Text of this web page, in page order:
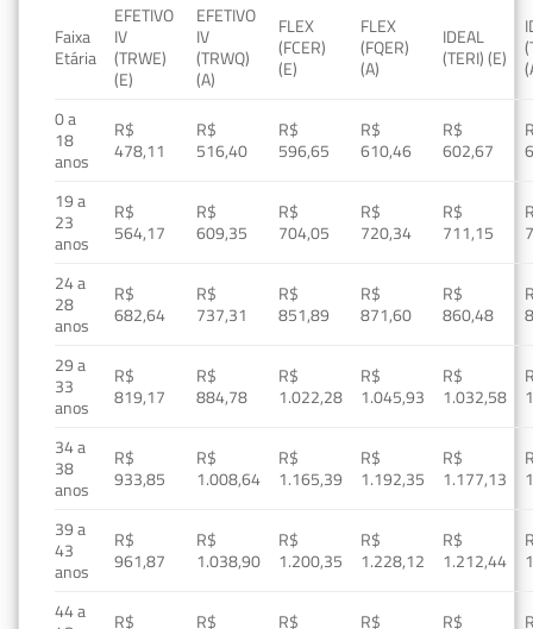
Faixa
Etária
EFETIVO
IV
(TRWE)
(E)
EFETIVO
IV
(TRWQ)
(A)
FLEX
(FCER)
(E)
FLEX
(FQER)
(A)
IDEAL
(TERI) (E)
0 a
18
anos
R$
478,11
R$
516,40
R$
596,65
R$
610,46
R$
602,67
19 a
23
anos
R$
564,17
R$
609,35
R$
704,05
R$
720,34
R$
711,15
24 a
28
anos
R$
682,64
R$
737,31
R$
851,89
R$
871,60
R$
860,48
29 a
33
anos
R$
819,17
R$
884,78
R$
1.022,28
R$
1.045,93
R$
1.032,58
34 a
38
anos
R$
933,85
R$
1.008,64
R$
1.165,39
R$
1.192,35
R$
1.177,13
39 a
43
anos
R$
961,87
R$
1.038,90
R$
1.200,35
R$
1.228,12
R$
1.212,44
44 a
R$
R$
R$
R$
R$